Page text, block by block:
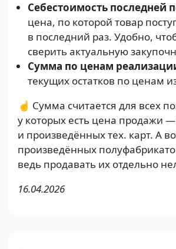
Себестоимость последней
цена, по которой товар
в последний раз. Удобно,
сверить актуальную
Сумма по ценам
текущих остатков по ценам
☝️ Сумма считается для всех
у которых есть цена продажи
и произведённых тех. карт. А
произведённых
ведь продавать их отдельно
16.04.2026